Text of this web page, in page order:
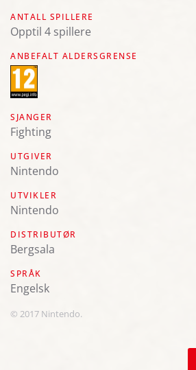
ANTALL SPILLERE
Opptil 4 spillere
ANBEFALT ALDERSGRENSE
SJANGER
Fighting
UTGIVER
Nintendo
UTVIKLER
Nintendo
DISTRIBUTØR
Bergsala
SPRÅK
engelsk
© 2017 Nintendo.